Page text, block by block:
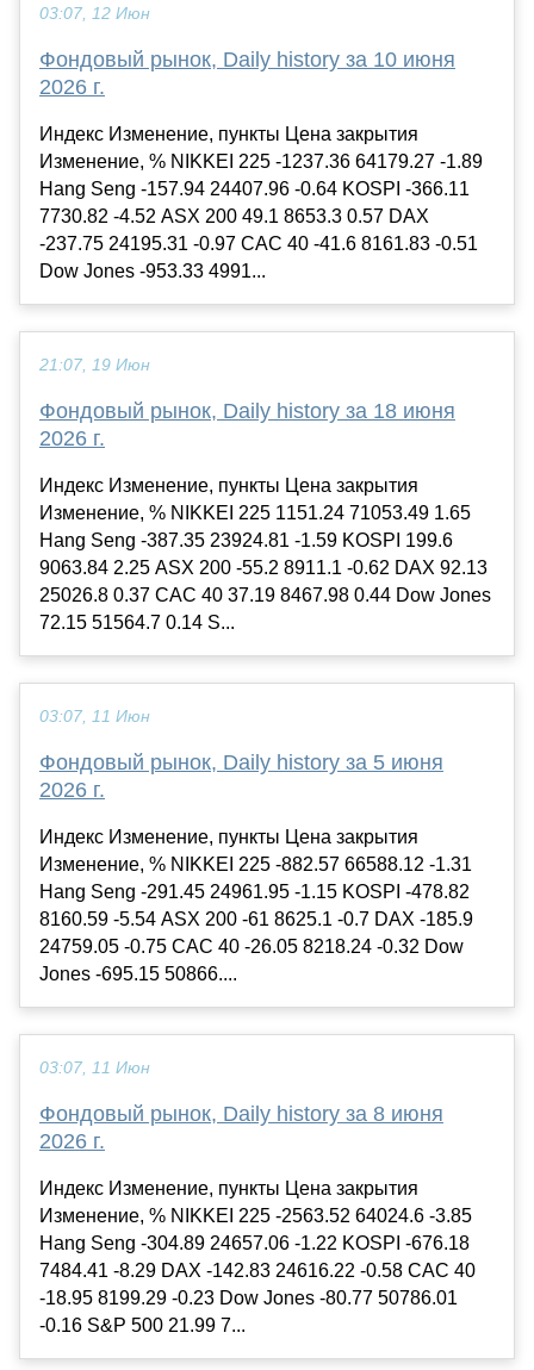
03:07, 12 Июн
Фондовый рынок, Daily history за 10 июня
2026 г.
Индекс Изменение, пункты Цена закрытия
Изменение, % NIKKEI 225 -1237.36 64179.27 -1.89
Hang Seng -157.94 24407.96 -0.64 KOSPI -366.11
7730.82 -4.52 ASX 200 49.1 8653.3 0.57 DAX
-237.75 24195.31 -0.97 CAC 40 -41.6 8161.83 -0.51
Dow Jones -953.33 4991...
21:07, 19 Июн
Фондовый рынок, Daily history за 18 июня
2026 г.
Индекс Изменение, пункты Цена закрытия
Изменение, % NIKKEI 225 1151.24 71053.49 1.65
Hang Seng -387.35 23924.81 -1.59 KOSPI 199.6
9063.84 2.25 ASX 200 -55.2 8911.1 -0.62 DAX 92.13
25026.8 0.37 CAC 40 37.19 8467.98 0.44 Dow Jones
72.15 51564.7 0.14 S...
03:07, 11 Июн
Фондовый рынок, Daily history за 5 июня
2026 г.
Индекс Изменение, пункты Цена закрытия
Изменение, % NIKKEI 225 -882.57 66588.12 -1.31
Hang Seng -291.45 24961.95 -1.15 KOSPI -478.82
8160.59 -5.54 ASX 200 -61 8625.1 -0.7 DAX -185.9
24759.05 -0.75 CAC 40 -26.05 8218.24 -0.32 Dow
Jones -695.15 50866....
03:07, 11 Июн
Фондовый рынок, Daily history за 8 июня
2026 г.
Индекс Изменение, пункты Цена закрытия
Изменение, % NIKKEI 225 -2563.52 64024.6 -3.85
Hang Seng -304.89 24657.06 -1.22 KOSPI -676.18
7484.41 -8.29 DAX -142.83 24616.22 -0.58 CAC 40
-18.95 8199.29 -0.23 Dow Jones -80.77 50786.01
-0.16 S&P 500 21.99 7...